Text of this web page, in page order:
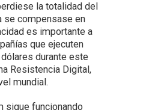
la totalidad del
se compensase en
es importante a
que ejecuten
durante este
Resistencia Digital,
mundial.
sigue funcionando